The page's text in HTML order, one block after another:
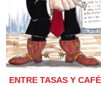
ENTRE TASAS Y